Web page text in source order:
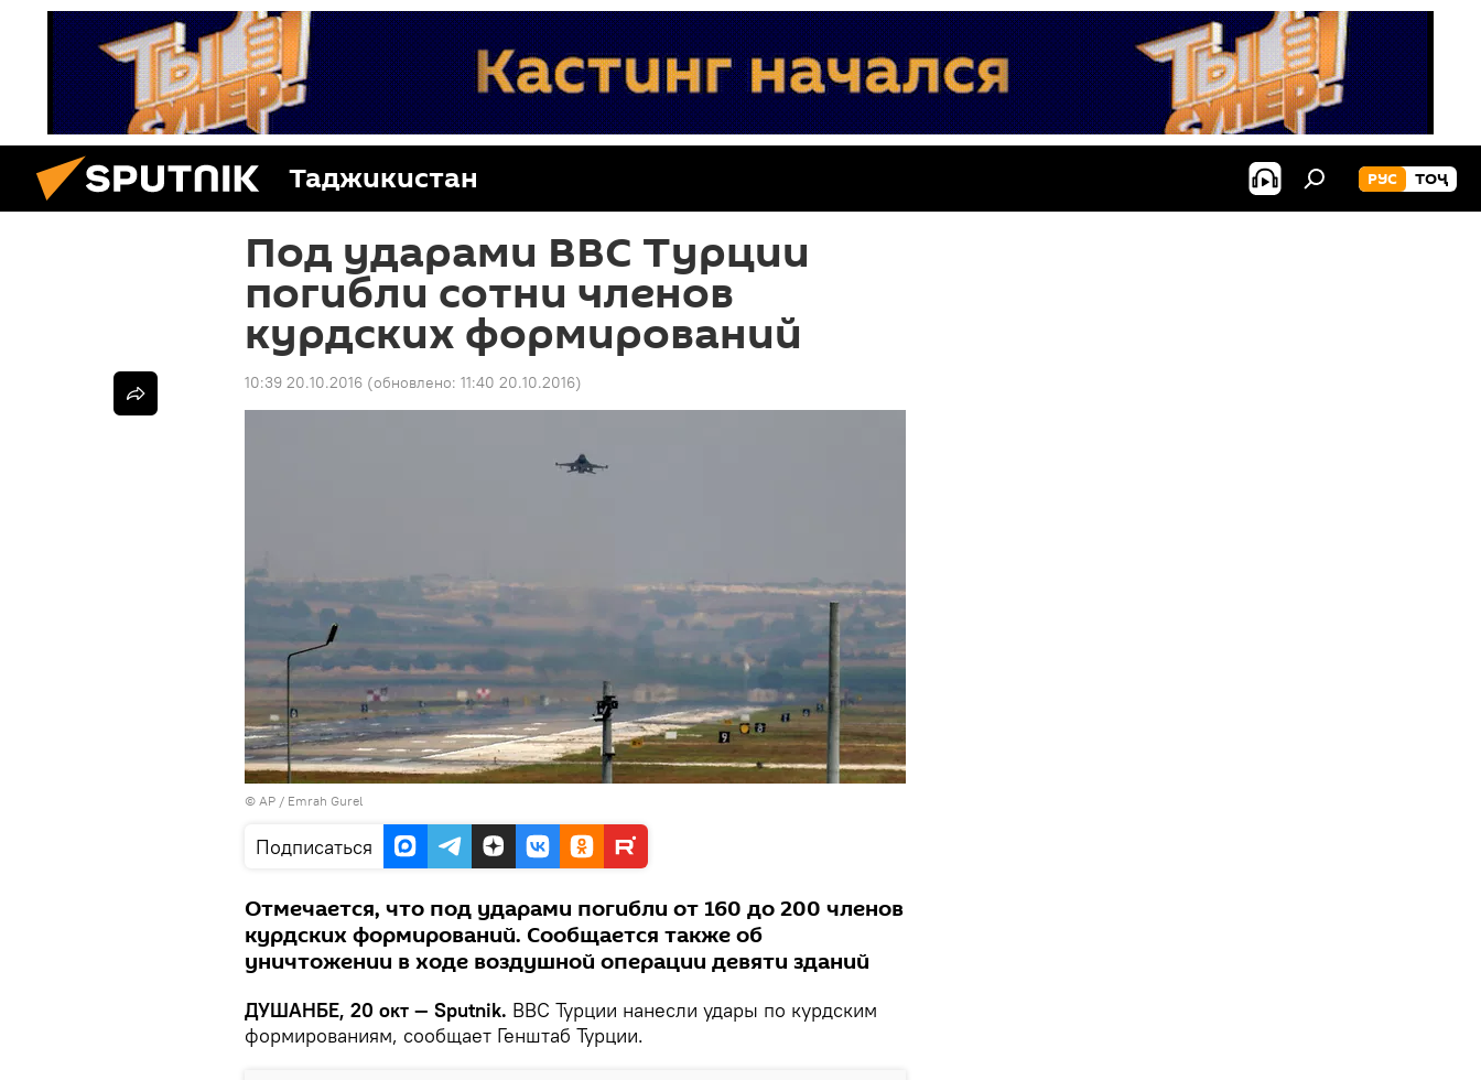
Таджикистан РУС ТОҶ
Под ударами ВВС Турции
погибли сотни членов
курдских формирований
10:39 20.10.2016 (обновлено: 11:40 20.10.2016)
© AP / Emrah Gurel
Подписаться
Отмечается, что под ударами погибли от 160 до 200 членов
курдских формирований. Сообщается также об
уничтожении в ходе воздушной операции девяти зданий
ДУШАНБЕ, 20 окт — Sputnik. ВВС Турции нанесли удары по курдским
формированиям, сообщает Генштаб Турции.